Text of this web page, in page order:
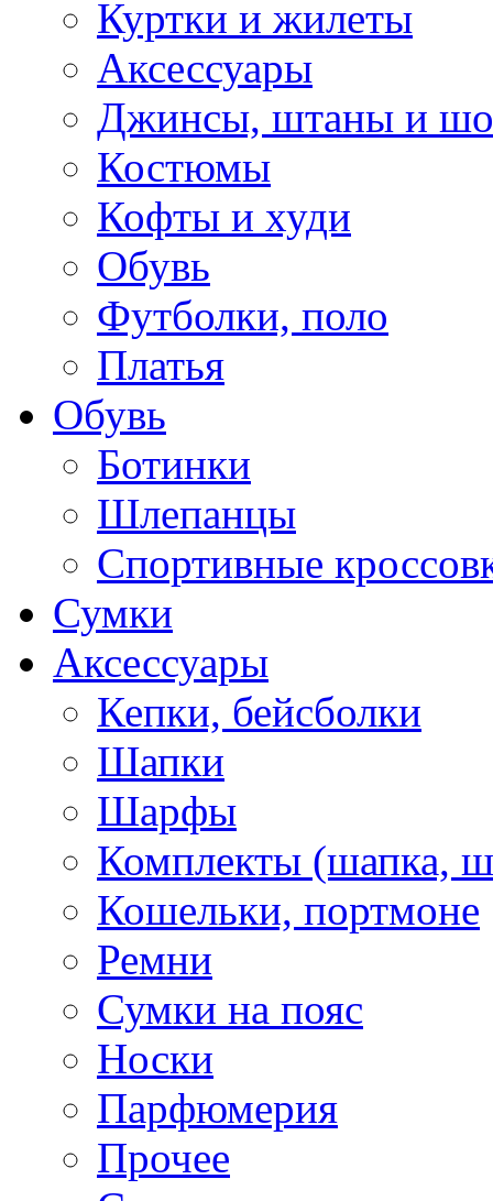
Куртки и жилеты
Аксессуары
Джинсы, штаны и
Костюмы
Кофты и худи
Обувь
Футболки, поло
Платья
Обувь
Ботинки
Шлепанцы
Спортивные
Сумки
Аксессуары
Кепки, бейсболки
Шапки
Шарфы
Комплекты (шапка,
Кошельки, портмоне
Ремни
Сумки на пояс
Носки
Парфюмерия
Прочее